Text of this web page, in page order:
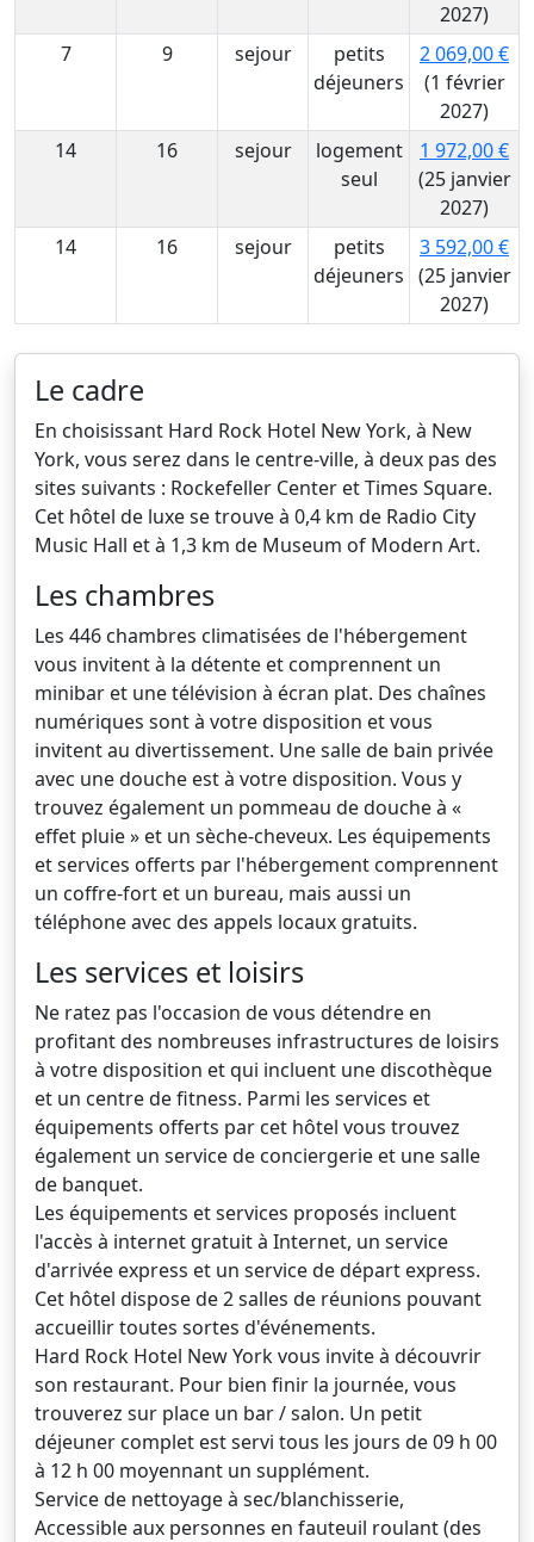
2027)
7
9 sejour
petits
déjeuners
2 069,00 €
(1 février
2027)
14
16 sejour
logement
seul
1 972,00 €
(25 janvier
2027)
14
16 sejour
petits
déjeuners
3 592,00 €
(25 janvier
2027)
Le cadre
En choisissant Hard Rock Hotel New York, à New
York, vous serez dans le centre-ville, à deux pas des
sites suivants : Rockefeller Center et Times Square.
Cet hôtel de luxe se trouve à 0,4 km de Radio City
Music Hall et à 1,3 km de Museum of Modern Art.
Les chambres
Les 446 chambres climatisées de l'hébergement
vous invitent à la détente et comprennent un
minibar et une télévision à écran plat. Des chaînes
numériques sont à votre disposition et vous
invitent au divertissement. Une salle de bain privée
avec une douche est à votre disposition. Vous y
trouvez également un pommeau de douche à «
effet pluie » et un sèche-cheveux. Les équipements
et services offerts par l'hébergement comprennent
un coffre-fort et un bureau, mais aussi un
téléphone avec des appels locaux gratuits.
Les services et loisirs
Ne ratez pas l'occasion de vous détendre en
profitant des nombreuses infrastructures de loisirs
à votre disposition et qui incluent une discothèque
et un centre de fitness. Parmi les services et
équipements offerts par cet hôtel vous trouvez
également un service de conciergerie et une salle
de banquet.
Les équipements et services proposés incluent
l'accès à internet gratuit à Internet, un service
d'arrivée express et un service de départ express.
Cet hôtel dispose de 2 salles de réunions pouvant
accueillir toutes sortes d'événements.
Hard Rock Hotel New York vous invite à découvrir
son restaurant. Pour bien finir la journée, vous
trouverez sur place un bar / salon. Un petit
déjeuner complet est servi tous les jours de 09 h 00
à 12 h 00 moyennant un supplément.
Service de nettoyage à sec/blanchisserie,
Accessible aux personnes en fauteuil roulant (des